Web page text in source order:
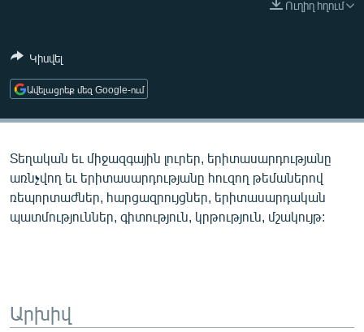
ՄԵԿՆԱԲԱՆՈՒԹՅՈՒՆ
ԿՈՐՈՆԱՎԻՐՈՒՍ
ԱՐԽԻՎ
ՏԵՍԱՆՅՈՒԹԵՐ
ՓՈԴՔԱՍԹ
Ուղիղ հղում
Կիսվել
Ավելացրեք մեզ Google-ում
Տեղական եւ միջազգային լուրեր, երիտասարդությանը
առնչվող եւ երիտասարդությանը հուզող թեմաներով
ռեպորտաժներ, հարցազրույցներ, երիտասարդական
պատմություններ, գիտություն, կրթություն, մշակույթ:
Արխիվ